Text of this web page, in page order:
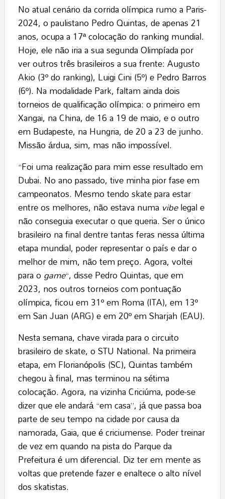
No atual cenário da corrida olímpica rumo a Paris-
2024, o paulistano Pedro Quintas, de apenas 21
anos, ocupa a 17ª colocação do ranking mundial.
Hoje, ele não iria a sua segunda Olimpíada por
ver outros três brasileiros a sua frente: Augusto
Akio (3º do ranking), Luigi Cini (5º) e Pedro Barros
(6º). Na modalidade Park, faltam ainda dois
torneios de qualificação olímpica: o primeiro em
Xangai, na China, de 16 a 19 de maio, e o outro
em Budapeste, na Hungria, de 20 a 23 de junho.
Missão árdua, sim, mas não impossível.
“Foi uma realização para mim esse resultado em
Dubai. No ano passado, tive minha pior fase em
campeonatos. Mesmo tendo skate para estar
entre os melhores, não estava numa vibelegal e
não conseguia executar o que queria. Ser o único
brasileiro na final dentre tantas feras nessa última
etapa mundial, poder representar o país e dar o
melhor de mim, não tem preço. Agora, voltei
para o game“, disse Pedro Quintas, que em
2023, nos outros torneios com pontuação
olímpica, ficou em 31º em Roma (ITA), em 13º
em San Juan (ARG) e em 20º em Sharjah (EAU).
Nesta semana, chave virada para o circuito
brasileiro de skate, o STU National. Na primeira
etapa, em Florianópolis (SC), Quintas também
chegou à final, mas terminou na sétima
colocação. Agora, na vizinha Criciúma, pode-se
dizer que ele andará “em casa”, já que passa boa
parte de seu tempo na cidade por causa da
namorada, Gaia, que é criciumense. Poder treinar
de vez em quando na pista do Parque da
Prefeitura é um diferencial. Diz ter em mente as
voltas que pretende fazer e enaltece o alto nível
dos skatistas.